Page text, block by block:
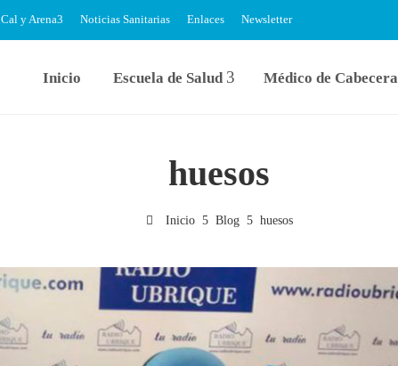
Cal y Arena Noticias Sanitarias Enlaces Newsletter
Inicio Escuela de Salud Médico de Cabecera
huesos
Inicio Blog huesos